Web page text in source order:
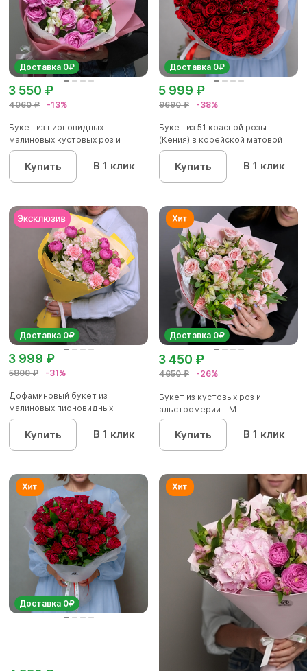
Доставка 0₽
4060 ₽ -13%
3 550 ₽
Букет из пионовидных
малиновых кустовых роз и
альстроме...
Купить В 1 клик
Доставка 0₽
9690 ₽ -38%
5 999 ₽
Букет из 51 красной розы
(Кения) в корейской матовой
уп...
Купить В 1 клик
Доставка 0₽
5800 ₽ -31%
3 999 ₽
Дофаминовый букет из
малиновых пионовидных
кустовых роз...
Купить В 1 клик
Доставка 0₽
4650 ₽ -26%
3 450 ₽
Букет из кустовых роз и
альстромерии - М
Купить В 1 клик
Доставка 0₽